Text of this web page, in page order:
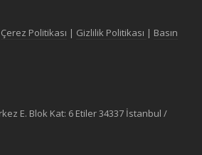
Çerez Politikası | Gizlilik Politikası | Basın
E. Blok Kat: 6 Etiler 34337 İstanbul /